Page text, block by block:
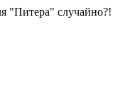
"Питера" случайно?!